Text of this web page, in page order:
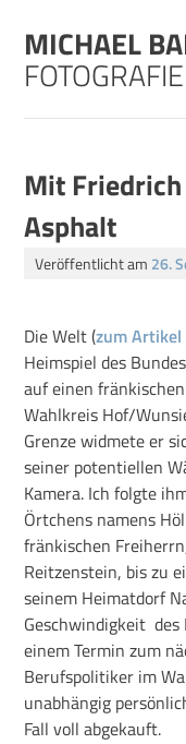
contentMICHAEL
FOTOGRAFIE
Mit
Asphalt
Veröffentlicht am 26.
Die Welt (zum
Heimspiel des
auf einen
Wahlkreis Hof/
Grenze widmete er
seiner potentiellen
Kamera. Ich folgte
Örtchens namens
fränkischen
Reitzenstein, bis zu
seinem Heimatdorf
Geschwindigkeit
einem Termin zum
Berufspolitiker im
unabhängig
Fall voll abgekauft.